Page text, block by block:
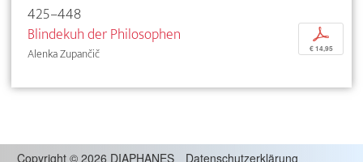
425–448
Blindekuh der Philosophen
Alenka Zupančič
p
€ 14,95
Copyright © 2026 DIAPHANES Datenschutzerklärung